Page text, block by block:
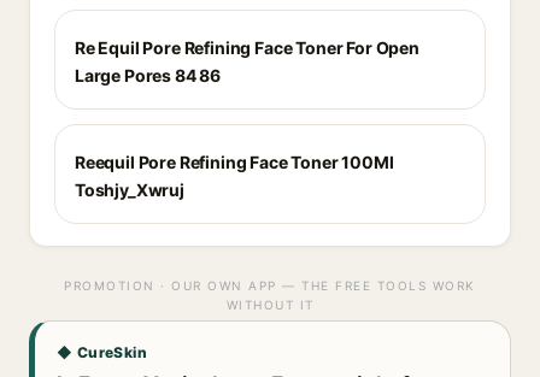
Re Equil Pore Refining Face Toner For Open
Large Pores 84 86
Reequil Pore Refining Face Toner 100Ml
Toshjy_Xwruj
PROMOTION · OUR OWN APP — THE FREE TOOLS WORK
WITHOUT IT
◆ CureSkin